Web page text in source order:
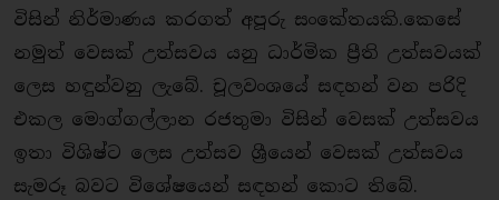
විසින් නිර්මාණය කරගත් අපූරු සංකේතයකි.කෙසේ
නමුත් වෙසක් උත්සවය යනු ධාර්මික ප්‍රීති උත්සවයක්
ලෙස හඳුන්වනු ලැබේ. චූලවංශයේ සඳහන් වන පරිදි
එකල මොග්ගල්ලාන රජතුමා විසින් වෙසක් උත්සවය
ඉතා විශිෂ්ට ලෙස උත්සව ශ්‍රීයෙන් වෙසක් උත්සවය
සැමරූ බවට විශේෂයෙන් සඳහන් කොට තිබේ.